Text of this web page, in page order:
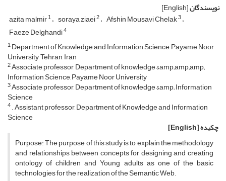
نویسندگان[English]
azita malmir1 soraya ziaei2 Afshin Mousavi Chelak3
Faeze Delghandi4
1Department of Knowledge and Information Science, Payame Noor
University, Tehran, Iran
2Associate professor, Department of knowledge &amp;amp;amp;
Information Science, Payame Noor University
3Associate professor, Department of knowledge &amp; Information
Science
4. Assistant professor, Department of Knowledge and Information
Science
چکیده[English]
Purpose: The purpose of this study is to explain the methodology
and relationships between concepts for designing and creating
ontology of children and Young adults as one of the basic
technologies for the realization of the Semantic Web.